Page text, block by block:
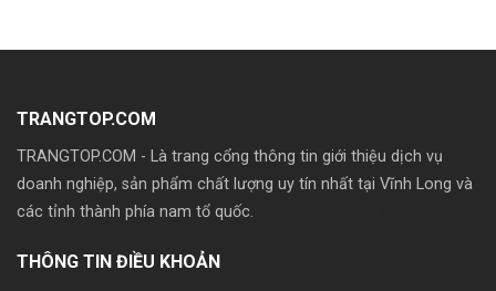
TRANGTOP.COM
TRANGTOP.COM - Là trang cổng thông tin giới thiệu dịch vụ
doanh nghiệp, sản phẩm chất lượng uy tín nhất tại Vĩnh Long và
các tỉnh thành phía nam tổ quốc.
THÔNG TIN ĐIỀU KHOẢN